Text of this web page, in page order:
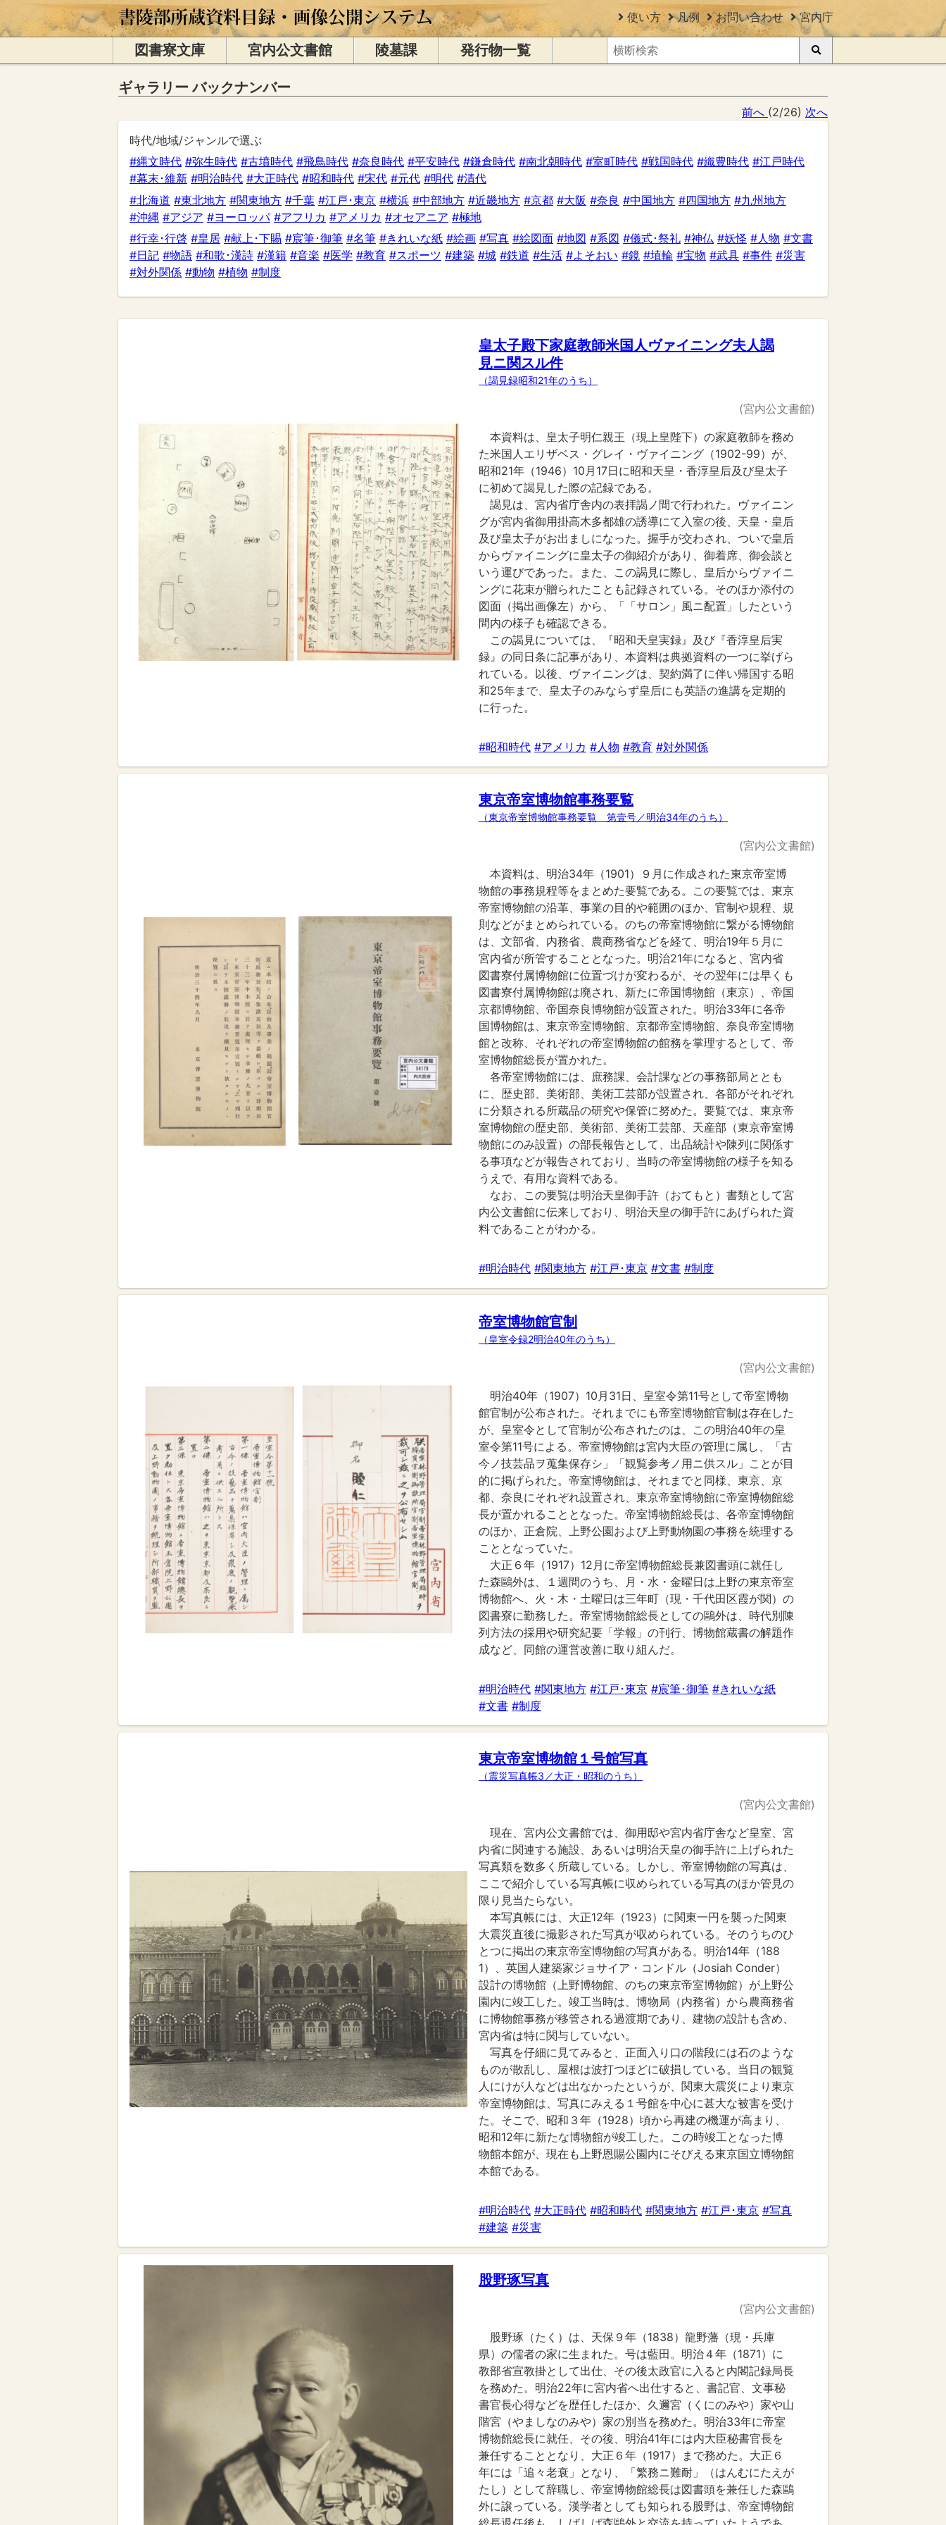
使い方 凡例 お問い合わせ 宮内庁
図書寮文庫 宮内公文書館 陵墓課 発行物一覧
ギャラリー バックナンバー
前へ (2/26) 次へ
時代/地域/ジャンルで選ぶ
#縄文時代 #弥生時代 #古墳時代 #飛鳥時代 #奈良時代 #平安時代 #鎌倉時代 #南北朝時代 #室町時代 #戦国時代 #織豊時代 #江戸時代
#幕末･維新 #明治時代 #大正時代 #昭和時代 #宋代 #元代 #明代 #清代
#北海道 #東北地方 #関東地方 #千葉 #江戸･東京 #横浜 #中部地方 #近畿地方 #京都 #大阪 #奈良 #中国地方 #四国地方 #九州地方
#沖縄 #アジア #ヨーロッパ #アフリカ #アメリカ #オセアニア #極地
#行幸･行啓 #皇居 #献上･下賜 #宸筆･御筆 #名筆 #きれいな紙 #絵画 #写真 #絵図面 #地図 #系図 #儀式･祭礼 #神仏 #妖怪 #人物 #文書
#日記 #物語 #和歌･漢詩 #漢籍 #音楽 #医学 #教育 #スポーツ #建築 #城 #鉄道 #生活 #よそおい #鏡 #埴輪 #宝物 #武具 #事件 #災害
#対外関係 #動物 #植物 #制度
皇太子殿下家庭教師米国人ヴァイニング夫人謁
見ニ関スル件
（謁見録昭和21年のうち）
(宮内公文書館)
本資料は、皇太子明仁親王（現上皇陛下）の家庭教師を務め
た米国人エリザベス・グレイ・ヴァイニング（1902-99）が、
昭和21年（1946）10月17日に昭和天皇・香淳皇后及び皇太子
に初めて謁見した際の記録である。
謁見は、宮内省庁舎内の表拝謁ノ間で行われた。ヴァイニン
グが宮内省御用掛高木多都雄の誘導にて入室の後、天皇・皇后
及び皇太子がお出ましになった。握手が交わされ、ついで皇后
からヴァイニングに皇太子の御紹介があり、御着席、御会談と
いう運びであった。また、この謁見に際し、皇后からヴァイニ
ングに花束が贈られたことも記録されている。そのほか添付の
図面（掲出画像左）から、「「サロン」風ニ配置」したという
間内の様子も確認できる。
この謁見については、『昭和天皇実録』及び『香淳皇后実
録』の同日条に記事があり、本資料は典拠資料の一つに挙げら
れている。以後、ヴァイニングは、契約満了に伴い帰国する昭
和25年まで、皇太子のみならず皇后にも英語の進講を定期的
に行った。
#昭和時代 #アメリカ #人物 #教育 #対外関係
東京帝室博物館事務要覧
（東京帝室博物館事務要覧 第壹号／明治34年のうち）
(宮内公文書館)
本資料は、明治34年（1901）９月に作成された東京帝室博
物館の事務規程等をまとめた要覧である。この要覧では、東京
帝室博物館の沿革、事業の目的や範囲のほか、官制や規程、規
則などがまとめられている。のちの帝室博物館に繋がる博物館
は、文部省、内務省、農商務省などを経て、明治19年５月に
宮内省が所管することとなった。明治21年になると、宮内省
図書寮付属博物館に位置づけが変わるが、その翌年には早くも
図書寮付属博物館は廃され、新たに帝国博物館（東京）、帝国
京都博物館、帝国奈良博物館が設置された。明治33年に各帝
国博物館は、東京帝室博物館、京都帝室博物館、奈良帝室博物
館と改称、それぞれの帝室博物館の館務を掌理するとして、帝
室博物館総長が置かれた。
各帝室博物館には、庶務課、会計課などの事務部局ととも
に、歴史部、美術部、美術工芸部が設置され、各部がそれぞれ
に分類される所蔵品の研究や保管に努めた。要覧では、東京帝
室博物館の歴史部、美術部、美術工芸部、天産部（東京帝室博
物館にのみ設置）の部長報告として、出品統計や陳列に関係す
る事項などが報告されており、当時の帝室博物館の様子を知る
うえで、有用な資料である。
なお、この要覧は明治天皇御手許（おてもと）書類として宮
内公文書館に伝来しており、明治天皇の御手許にあげられた資
料であることがわかる。
#明治時代 #関東地方 #江戸･東京 #文書 #制度
帝室博物館官制
（皇室令録2明治40年のうち）
(宮内公文書館)
明治40年（1907）10月31日、皇室令第11号として帝室博物
館官制が公布された。それまでにも帝室博物館官制は存在した
が、皇室令として官制が公布されたのは、この明治40年の皇
室令第11号による。帝室博物館は宮内大臣の管理に属し、「古
今ノ技芸品ヲ蒐集保存シ」「観覧参考ノ用ニ供スル」ことが目
的に掲げられた。帝室博物館は、それまでと同様、東京、京
都、奈良にそれぞれ設置され、東京帝室博物館に帝室博物館総
長が置かれることとなった。帝室博物館総長は、各帝室博物館
のほか、正倉院、上野公園および上野動物園の事務を統理する
こととなっていた。
大正６年（1917）12月に帝室博物館総長兼図書頭に就任し
た森鷗外は、１週間のうち、月・水・金曜日は上野の東京帝室
博物館へ、火・木・土曜日は三年町（現・千代田区霞が関）の
図書寮に勤務した。帝室博物館総長としての鷗外は、時代別陳
列方法の採用や研究紀要「学報」の刊行、博物館蔵書の解題作
成など、同館の運営改善に取り組んだ。
#明治時代 #関東地方 #江戸･東京 #宸筆･御筆 #きれいな紙
#文書 #制度
東京帝室博物館１号館写真
（震災写真帳3／大正・昭和のうち）
(宮内公文書館)
現在、宮内公文書館では、御用邸や宮内省庁舎など皇室、宮
内省に関連する施設、あるいは明治天皇の御手許に上げられた
写真類を数多く所蔵している。しかし、帝室博物館の写真は、
ここで紹介している写真帳に収められている写真のほか管見の
限り見当たらない。
本写真帳には、大正12年（1923）に関東一円を襲った関東
大震災直後に撮影された写真が収められている。そのうちのひ
とつに掲出の東京帝室博物館の写真がある。明治14年（188
1）、英国人建築家ジョサイア・コンドル（Josiah Conder）
設計の博物館（上野博物館、のちの東京帝室博物館）が上野公
園内に竣工した。竣工当時は、博物局（内務省）から農商務省
に博物館事務が移管される過渡期であり、建物の設計も含め、
宮内省は特に関与していない。
写真を仔細に見てみると、正面入り口の階段には石のような
ものが散乱し、屋根は波打つほどに破損している。当日の観覧
人にけが人などは出なかったというが、関東大震災により東京
帝室博物館は、写真にみえる１号館を中心に甚大な被害を受け
た。そこで、昭和３年（1928）頃から再建の機運が高まり、
昭和12年に新たな博物館が竣工した。この時竣工となった博
物館本館が、現在も上野恩賜公園内にそびえる東京国立博物館
本館である。
#明治時代 #大正時代 #昭和時代 #関東地方 #江戸･東京 #写真
#建築 #災害
股野琢写真
(宮内公文書館)
股野琢（たく）は、天保９年（1838）龍野藩（現・兵庫
県）の儒者の家に生まれた。号は藍田。明治４年（1871）に
教部省宣教掛として出仕、その後太政官に入ると内閣記録局長
を務めた。明治22年に宮内省へ出仕すると、書記官、文事秘
書官長心得などを歴任したほか、久邇宮（くにのみや）家や山
階宮（やましなのみや）家の別当を務めた。明治33年に帝室
博物館総長に就任、その後、明治41年には内大臣秘書官長を
兼任することとなり、大正６年（1917）まで務めた。大正６
年には「追々老衰」となり、「繁務ニ難耐」（はんむにたえが
たし）として辞職し、帝室博物館総長は図書頭を兼任した森鷗
外に譲っている。漢学者としても知られる股野は、帝室博物館